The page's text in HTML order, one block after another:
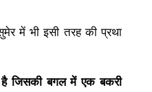
में भी इसी तरह की प्रथा
है जिसकी बगल में एक बकरी